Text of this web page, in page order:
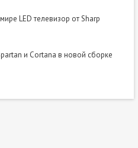
LED телевизор от Sharp
и Cortana в новой сборке